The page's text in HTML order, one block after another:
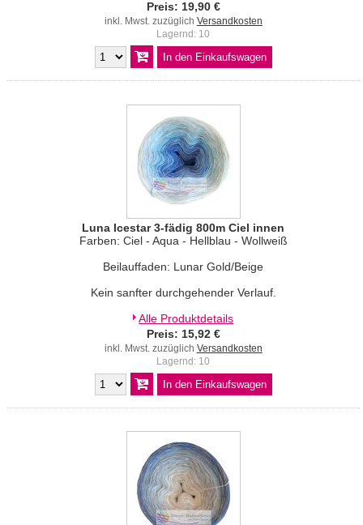
Preis: 19,90 €
inkl. Mwst. zuzüglich Versandkosten
Lagernd: 10
Luna Icestar 3-fädig 800m Ciel innen
Farben: Ciel - Aqua - Hellblau - Wollweiß
Beilauffaden: Lunar Gold/Beige
Kein sanfter durchgehender Verlauf.
Alle Produktdetails
Preis: 15,92 €
inkl. Mwst. zuzüglich Versandkosten
Lagernd: 10